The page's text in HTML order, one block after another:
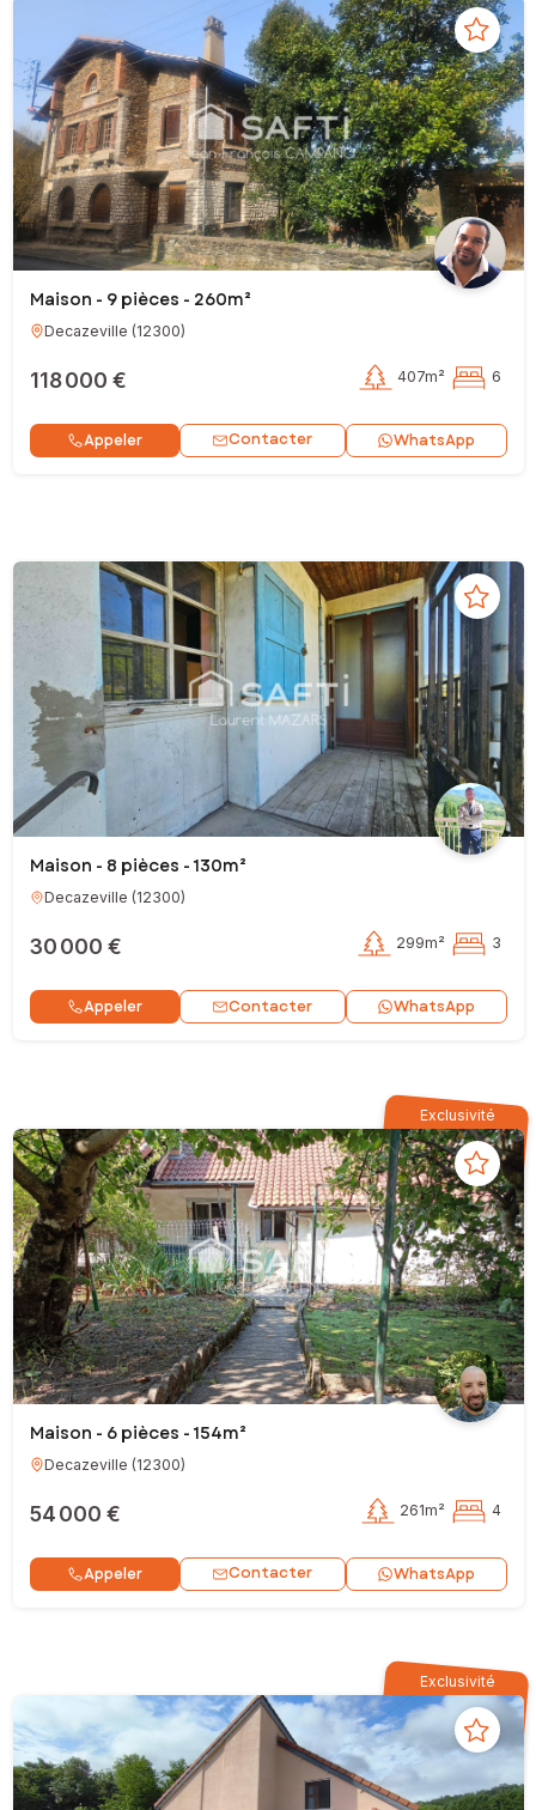
Maison - 9 pièces - 260m²
Decazeville (12300)
118 000 € 407m² 6
Appeler Contacter WhatsApp
Maison - 8 pièces - 130m²
Decazeville (12300)
30 000 € 299m² 3
Appeler Contacter WhatsApp
Exclusivité
Maison - 6 pièces - 154m²
Decazeville (12300)
54 000 € 261m² 4
Appeler Contacter WhatsApp
Exclusivité